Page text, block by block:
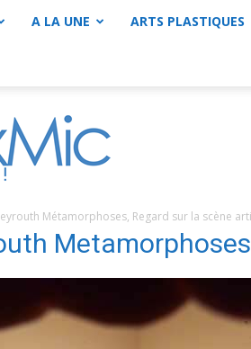
A LA UNE ARTS PLASTIQUES
Métamorphoses, Regard sur la scène